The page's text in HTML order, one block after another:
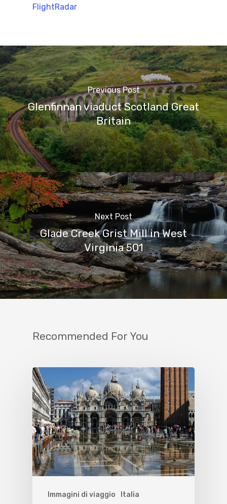
FlightRadar
Previous Post
Glenfinnan viaduct Scotland Great
Britain
Next Post
Glade Creek Grist Mill in West
Virginia 501
Recommended For You
Immagini di viaggio Italia